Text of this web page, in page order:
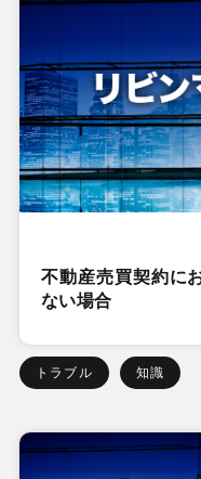
不動産売買契約に
ない場合
トラブル 知識